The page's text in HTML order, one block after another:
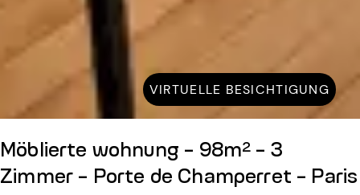
VIRTUELLE BESICHTIGUNG
Möblierte wohnung - 98m² - 3
Zimmer - Porte de Champerret - Paris